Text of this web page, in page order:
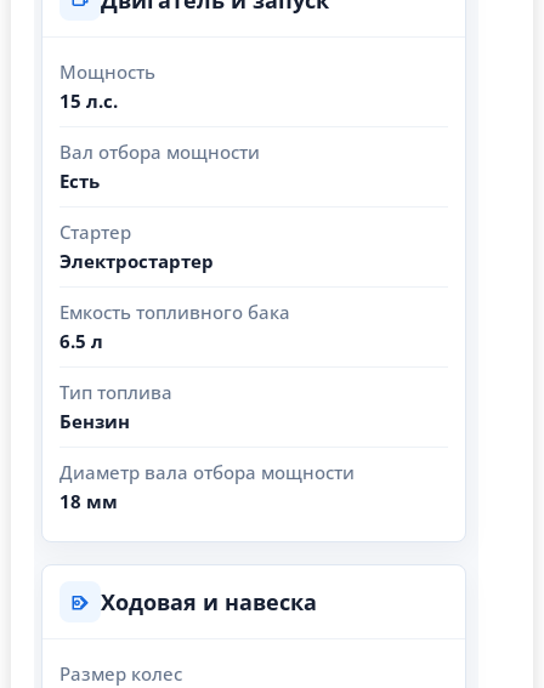
Мощность
15 л.с.
Вал отбора мощности
Есть
Стартер
Электростартер
Емкость топливного бака
6.5 л
Тип топлива
Бензин
Диаметр вала отбора мощности
18 мм
Ходовая и навеска
Размер колес